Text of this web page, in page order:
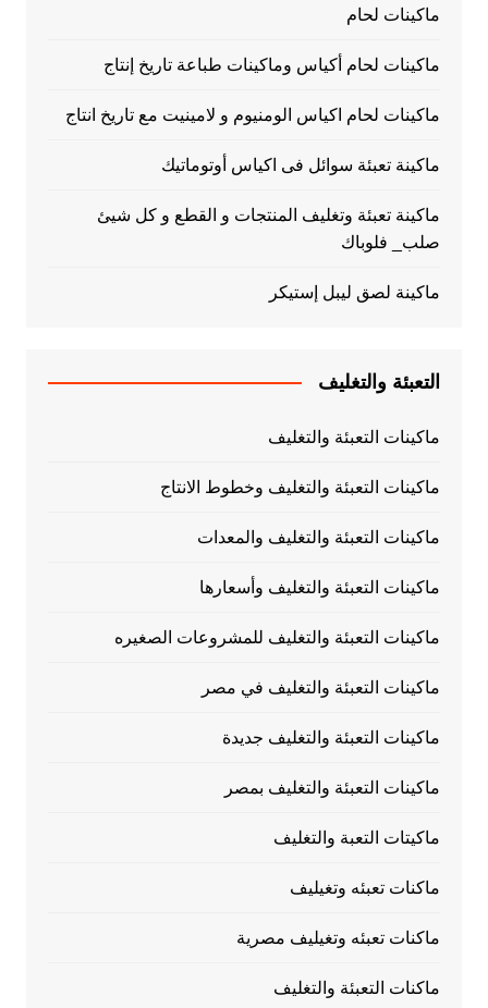
ماكينات لحام
ماكينات لحام أكياس وماكينات طباعة تاريخ إنتاج
ماكينات لحام اكياس الومنيوم و لامينيت مع تاريخ انتاج
ماكينة تعبئة سوائل فى اكياس أوتوماتيك
ماكينة تعبئة وتغليف المنتجات و القطع و كل شيئ
صلب_ فلوباك
ماكينة لصق ليبل إستيكر
التعبئة والتغليف
ماكينات التعبئة والتغليف
ماكينات التعبئة والتغليف وخطوط الانتاج
ماكينات التعبئة والتغليف والمعدات
ماكينات التعبئة والتغليف وأسعارها
ماكينات التعبئة والتغليف للمشروعات الصغيره
ماكينات التعبئة والتغليف في مصر
ماكينات التعبئة والتغليف جديدة
ماكينات التعبئة والتغليف بمصر
ماكيتات التعبة والتغليف
ماكنات تعبئه وتغيليف
ماكنات تعبئه وتغيليف مصرية
ماكنات التعبئة والتغليف